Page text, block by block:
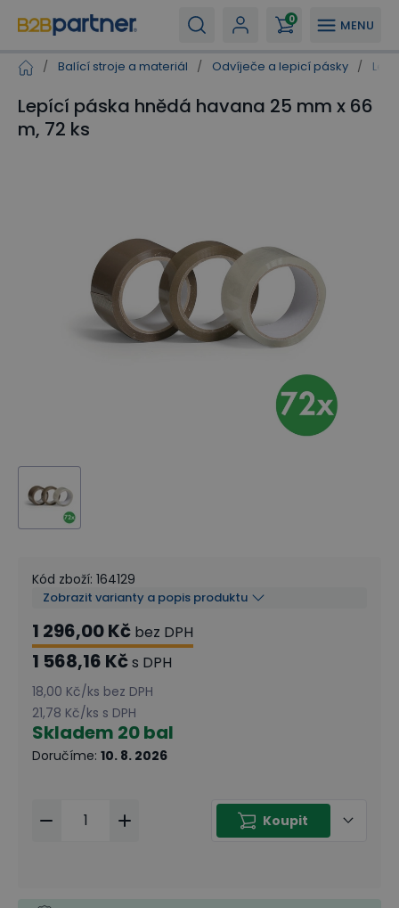
MENU
0
/ Balící stroje a materiál / Odvíječe a lepicí pásky /
Lepící páska hnědá havana 25 mm x 66
m, 72 ks
Kód zboží: 164129
Zobrazit varianty a popis produktu
1 296,00 Kč bez DPH
1 568,16 Kčs DPH
18,00 Kč/ks bez DPH
21,78 Kč/ks s DPH
Skladem 20 bal
Doručíme: 10. 8. 2026
Koupit